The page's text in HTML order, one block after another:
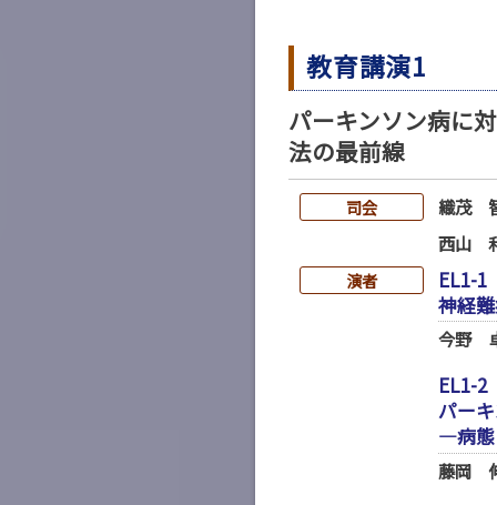
教育講演1
パーキンソン病に
法の最前線
司会
織茂
西山
演者
EL1-1
神経
今野
EL1-2
パー
―病態
藤岡